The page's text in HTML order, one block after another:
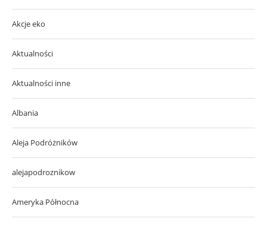
Akcje eko
Aktualności
Aktualności inne
Albania
Aleja Podróżników
alejapodroznikow
Ameryka Północna